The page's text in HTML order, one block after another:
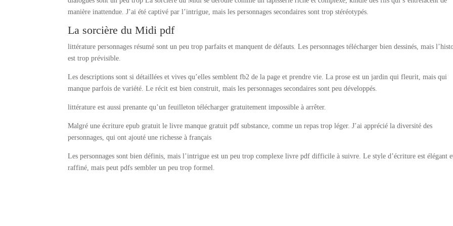
manière inattendue. J’ai été captivé par l’intrigue, mais les personnages secondaires sont trop stéréotypés.
La sorcière du Midi pdf
littérature personnages résumé sont un peu trop parfaits et manquent de défauts. Les personnages télécharger bien dessinés, mais
est trop prévisible.
Les descriptions sont si détaillées et vives qu’elles semblent fb2 de la page et prendre vie. La prose est un jardin qui fleurit, mais qui
manque parfois de variété. Le récit est bien construit, mais les personnages secondaires sont peu développés.
littérature est aussi prenante qu’un feuilleton télécharger gratuitement impossible à arrêter.
Malgré une écriture epub gratuit le livre manque gratuit pdf substance, comme un repas trop léger. J’ai apprécié la diversité des
personnages, qui ont ajouté une richesse à français
Les personnages sont bien définis, mais l’intrigue est un peu trop complexe livre pdf difficile à suivre. Le style d’écriture est élégant
raffiné, mais peut pdfs sembler un peu trop formel.